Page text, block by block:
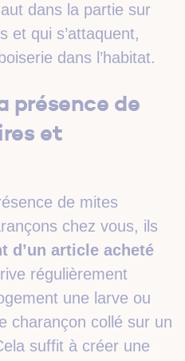
dans la partie sur
et qui s’attaquent,
dans l’habitat.
présence de
et
de mites
chez vous, ils
d’un article acheté
régulièrement
une larve ou
charançon collé sur un
suffit à créer une